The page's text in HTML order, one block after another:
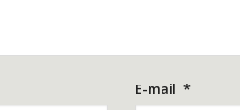
E-mail *